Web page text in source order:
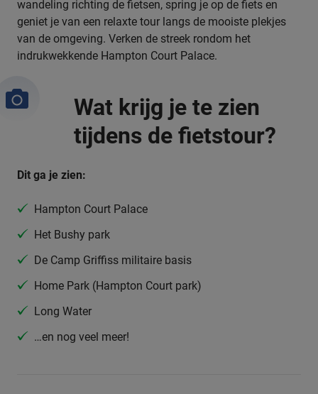
wandeling richting de fietsen, spring je op de fiets en
geniet je van een relaxte tour langs de mooiste plekjes
van de omgeving. Verken de streek rondom het
indrukwekkende Hampton Court Palace.
Wat krijg je te zien
tijdens de fietstour?
Dit ga je zien:
Hampton Court Palace
Het Bushy park
De Camp Griffiss militaire basis
Home Park (Hampton Court park)
Long Water
…en nog veel meer!